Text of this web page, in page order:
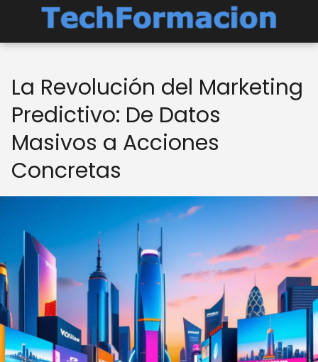
La Revolución del Marketing
Predictivo: De Datos
Masivos a Acciones
Concretas